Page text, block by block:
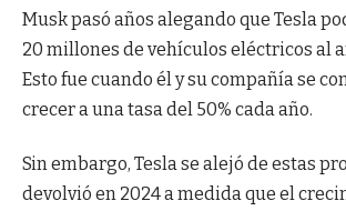
Musk pasó años alegando que Tesla
20 millones de vehículos eléctricos al
Esto fue cuando él y su compañía se
crecer a una tasa del 50% cada año.
Sin embargo, Tesla se alejó de estas
devolvió en 2024 a medida que el